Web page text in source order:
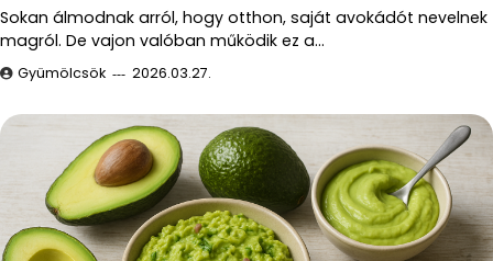
Sokan álmodnak arról, hogy otthon, saját avokádót nevelnek
magról. De vajon valóban működik ez a…
Gyümölcsök 2026.03.27.